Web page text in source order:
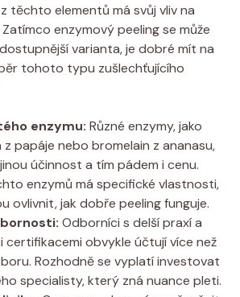
těchto elementů má svůj vliv na
enzymový peeling se může
varianta, je dobré mít na
tohoto typu zušlechťujícího
enzymu: Různé enzymy, jako
z papáje nebo bromelain z ananasu,
účinnost a tím pádem i cenu.
enzymů má specifické vlastnosti,
ovlivnit, jak dobře peeling funguje.
Odborníci s delší praxí a
certifikacemi obvykle účtují více než
Rozhodně se vyplatí investovat
specialisty, který zná nuance pleti.